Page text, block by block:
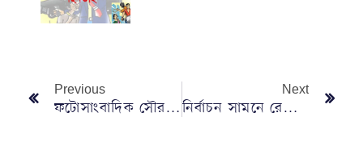
Previous
ফটোসাংবাদিক সৌরভ দাসের পিতার মৃত্যুতে বাংলাদেশ ফটো জার্নালিস্ট এসোসিয়েশন শোক
Next
নির্বাচন সামনে রেখে সন্ধ্যায় গণভবনে আওয়ামী লীগের বৈঠক